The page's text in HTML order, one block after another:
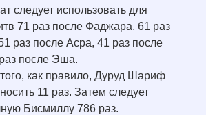
следует использовать для
71 раз после Фаджара, 61 раз
раз после Асра, 41 раз после
после Эша.
как правило, Дуруд Шариф
11 раз. Затем следует
Бисмиллу 786 раз.